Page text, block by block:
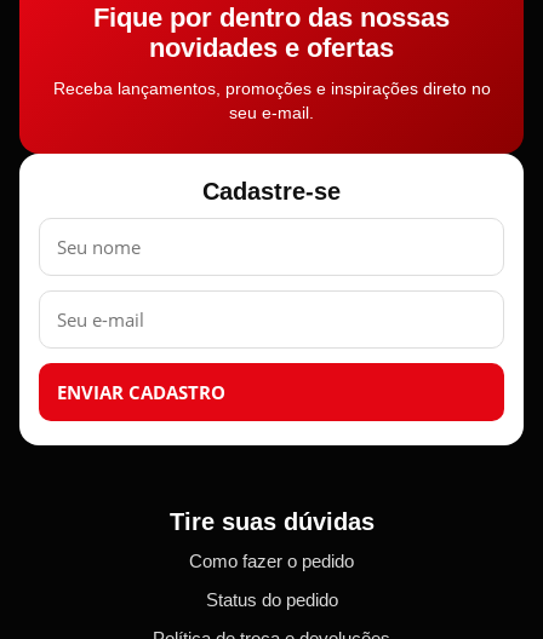
Fique por dentro das nossas
novidades e ofertas
Receba lançamentos, promoções e inspirações direto no
seu e-mail.
Cadastre-se
Nome
E-
mail
ENVIAR CADASTRO
Tire suas dúvidas
Como fazer o pedido
Status do pedido